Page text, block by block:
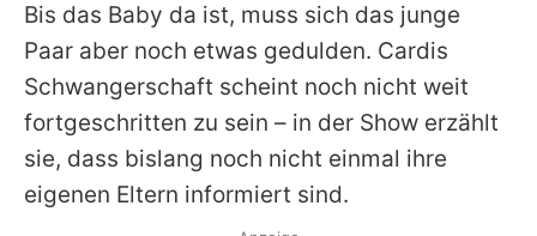
Bis das Baby da ist, muss sich das junge
Paar aber noch etwas gedulden. Cardis
Schwangerschaft scheint noch nicht weit
fortgeschritten zu sein – in der Show erzählt
sie, dass bislang noch nicht einmal ihre
eigenen Eltern informiert sind.